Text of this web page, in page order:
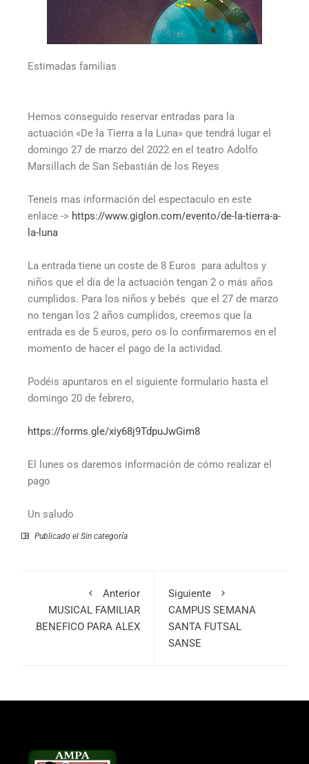
Estimadas familias
Hemos conseguido reservar entradas para la
actuación «De la Tierra a la Luna» que tendrá lugar el
domingo 27 de marzo del 2022 en el teatro Adolfo
Marsillach de San Sebastián de los Reyes
Teneis mas información del espectaculo en este
enlace -> https://www.giglon.com/evento/de-la-tierra-a-
la-luna
La entrada tiene un coste de 8 Euros para adultos y
niños que el día de la actuación tengan 2 o más años
cumplidos. Para los niños y bebés que el 27 de marzo
no tengan los 2 años cumplidos, creemos que la
entrada es de 5 euros, pero os lo confirmaremos en el
momento de hacer el pago de la actividad.
Podéis apuntaros en el siguiente formulario hasta el
domingo 20 de febrero,
https://forms.gle/xiy68j9TdpuJwGim8
El lunes os daremos información de cómo realizar el
pago
Un saludo
Publicado el Sin categoría
Anterior
MUSICAL FAMILIAR
BENEFICO PARA ALEX
Siguiente
CAMPUS SEMANA
SANTA FUTSAL
SANSE